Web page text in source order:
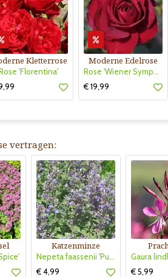
Kletterrose
'Florentina'
Moderne Edelrose
Rose 'Wiener Symphoniker'
€ 19,99
vertragen:
Katzenminze
Nepeta faassenii 'Purrsian Blue'
€ 4,99
€ 5,99